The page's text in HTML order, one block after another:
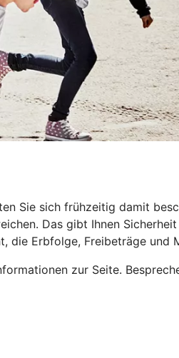
Sie sich frühzeitig damit
Das gibt Ihnen
die Erbfolge, Freibeträge und
zur Seite.